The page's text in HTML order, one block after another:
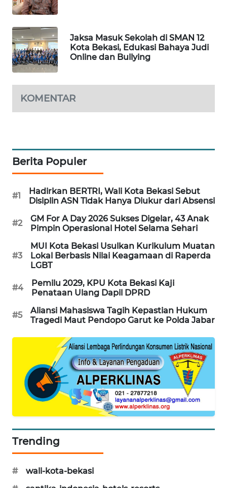
Jaksa Masuk Sekolah di SMAN 12
Kota Bekasi, Edukasi Bahaya Judi
Online dan Bullying
KOMENTAR
Berita Populer
#1
Hadirkan BERTRI, Wali Kota Bekasi Sebut
Disiplin ASN Tidak Hanya Diukur dari Absensi
#2
GM For A Day 2026 Sukses Digelar, 43 Anak
Pimpin Operasional Hotel Selama Sehari
#3
MUI Kota Bekasi Usulkan Kurikulum Muatan
Lokal Berbasis Nilai Keagamaan di Raperda
LGBT
#4
Pemilu 2029, KPU Kota Bekasi Kaji
Penataan Ulang Dapil DPRD
#5
Aliansi Mahasiswa Tagih Kepastian Hukum
Tragedi Maut Pendopo Garut ke Polda Jabar
Trending
#
wali-kota-bekasi
KRT
NEWS
KARING
NEWS
MARITIM
GARONGGANG
NEWS
FISUELRI
ID
ENERGI
NEWS
CILEUNGSI
NEWS
BERKAT
NEWS
NEWS
ANUGERAH
NEWS
AKHLAK
ID
PERAPKI
NEWS